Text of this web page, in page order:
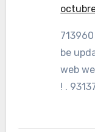
be
web
! .